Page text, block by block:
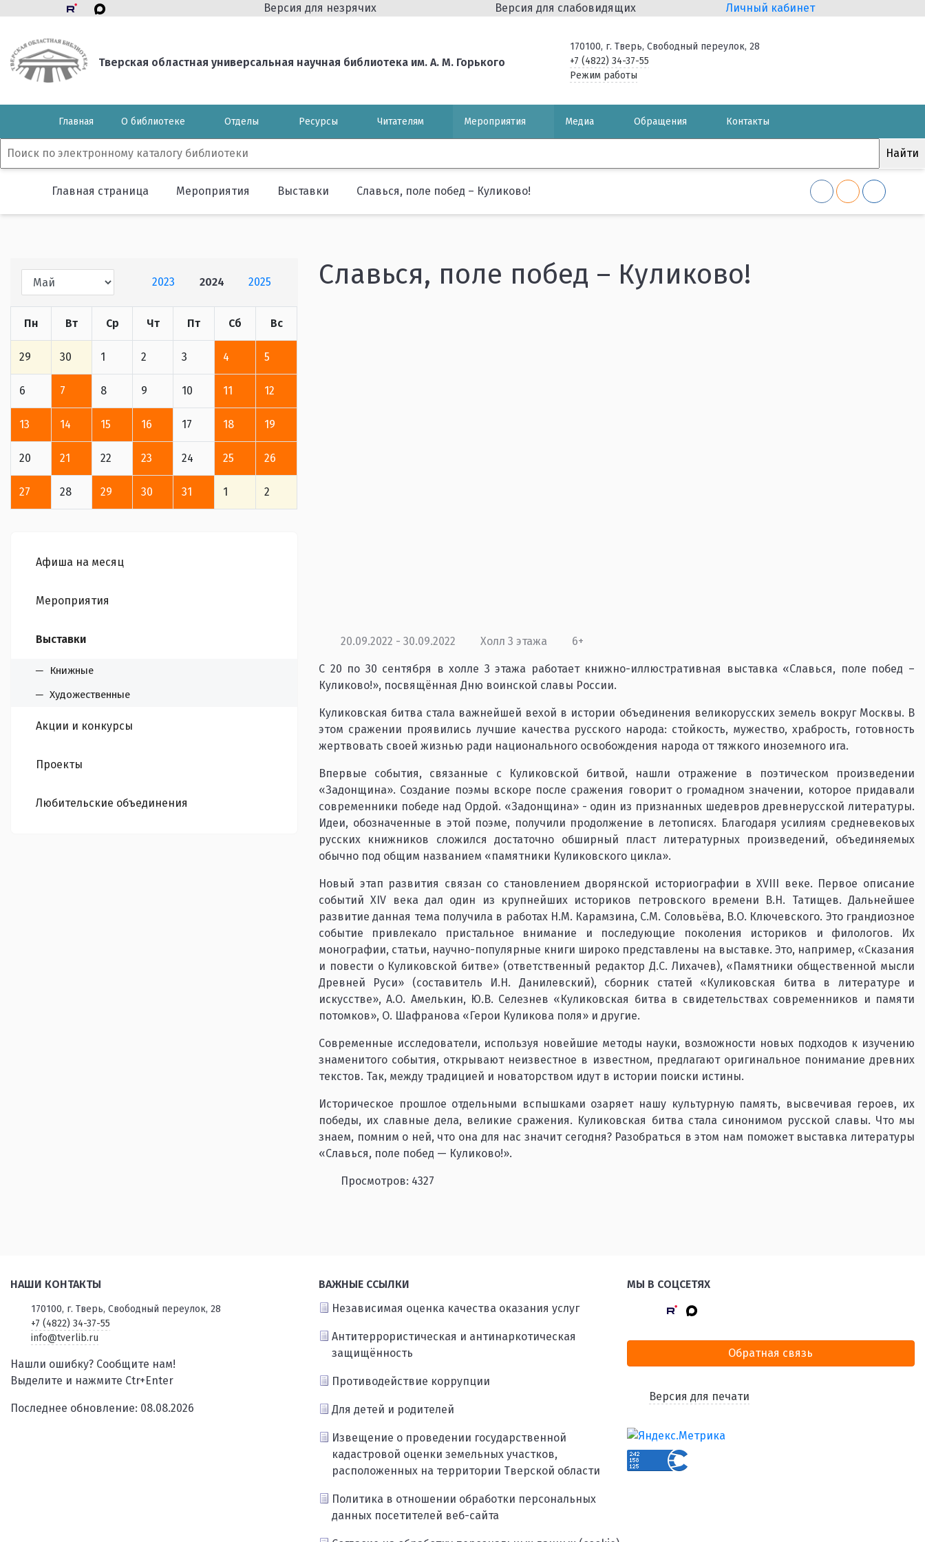
Версия для незрячих Версия для слабовидящих Личный кабинет
Тверская областная универсальная научная библиотека им. А. М. Горького
170100, г. Тверь, Свободный переулок, 28
+7 (4822) 34-37-55
Режим работы
Главная О библиотеке Отделы Ресурсы Читателям Мероприятия Медиа Обращения Контакты
Главная страница Мероприятия Выставки Славься, поле побед – Куликово!
2023 2024 2025
Пн Вт Ср Чт Пт Сб Вс
29 30 1 2 3 4 5
6 7 8 9 10 11 12
13 14 15 16 17 18 19
20 21 22 23 24 25 26
27 28 29 30 31 1 2
Афиша на месяц
Мероприятия
Выставки
Книжные
Художественные
Акции и конкурсы
Проекты
Любительские объединения
Славься, поле побед – Куликово!
20.09.2022 - 30.09.2022 Холл 3 этажа 6+
С 20 по 30 сентября в холле 3 этажа работает книжно-иллюстративная выставка «Славься, поле побед –
Куликово!», посвящённая Дню воинской славы России.
Куликовская битва стала важнейшей вехой в истории объединения великорусских земель вокруг Москвы. В
этом сражении проявились лучшие качества русского народа: стойкость, мужество, храбрость, готовность
жертвовать своей жизнью ради национального освобождения народа от тяжкого иноземного ига.
Впервые события, связанные с Куликовской битвой, нашли отражение в поэтическом произведении
«Задонщина». Создание поэмы вскоре после сражения говорит о громадном значении, которое придавали
современники победе над Ордой. «Задонщина» - один из признанных шедевров древнерусской литературы.
Идеи, обозначенные в этой поэме, получили продолжение в летописях. Благодаря усилиям средневековых
русских книжников сложился достаточно обширный пласт литературных произведений, объединяемых
обычно под общим названием «памятники Куликовского цикла».
Новый этап развития связан со становлением дворянской историографии в ХVIII веке. Первое описание
событий ХIV века дал один из крупнейших историков петровского времени В.Н. Татищев. Дальнейшее
развитие данная тема получила в работах Н.М. Карамзина, С.М. Соловьёва, В.О. Ключевского. Это грандиозное
событие привлекало пристальное внимание и последующие поколения историков и филологов. Их
монографии, статьи, научно-популярные книги широко представлены на выставке. Это, например, «Сказания
и повести о Куликовской битве» (ответственный редактор Д.С. Лихачев), «Памятники общественной мысли
Древней Руси» (составитель И.Н. Данилевский), сборник статей «Куликовская битва в литературе и
искусстве», А.О. Амелькин, Ю.В. Селезнев «Куликовская битва в свидетельствах современников и памяти
потомков», О. Шафранова «Герои Куликова поля» и другие.
Современные исследователи, используя новейшие методы науки, возможности новых подходов к изучению
знаменитого события, открывают неизвестное в известном, предлагают оригинальное понимание древних
текстов. Так, между традицией и новаторством идут в истории поиски истины.
Историческое прошлое отдельными вспышками озаряет нашу культурную память, высвечивая героев, их
победы, их славные дела, великие сражения. Куликовская битва стала синонимом русской славы. Что мы
знаем, помним о ней, что она для нас значит сегодня? Разобраться в этом нам поможет выставка литературы
«Славься, поле побед — Куликово!».
Просмотров: 4327
НАШИ КОНТАКТЫ
170100, г. Тверь, Свободный переулок, 28
+7 (4822) 34-37-55
info@tverlib.ru
Нашли ошибку? Сообщите нам!
Выделите и нажмите Ctr+Enter
Последнее обновление: 08.08.2026
ВАЖНЫЕ ССЫЛКИ
Независимая оценка качества оказания услуг
Антитеррористическая и антинаркотическая
защищённость
Противодействие коррупции
Для детей и родителей
Извещение о проведении государственной
кадастровой оценки земельных участков,
расположенных на территории Тверской области
Политика в отношении обработки персональных
данных посетителей веб-сайта
МЫ В СОЦСЕТЯХ
Обратная связь
Версия для печати